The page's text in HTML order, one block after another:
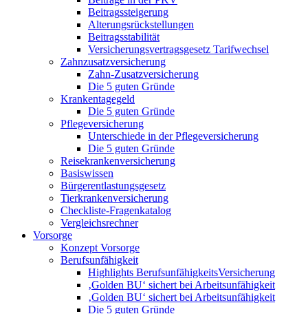
Beitragssteigerung
Alterungsrückstellungen
Beitragsstabilität
Versicherungsvertragsgesetz Tarifwechsel
Zahnzusatzversicherung
Zahn-Zusatzversicherung
Die 5 guten Gründe
Krankentagegeld
Die 5 guten Gründe
Pflegeversicherung
Unterschiede in der Pflegeversicherung
Die 5 guten Gründe
Reisekrankenversicherung
Basiswissen
Bürgerentlastungsgesetz
Tierkrankenversicherung
Checkliste-Fragenkatalog
Vergleichsrechner
Vorsorge
Konzept Vorsorge
Berufsunfähigkeit
Highlights BerufsunfähigkeitsVersicherung
‚Golden BU‘ sichert bei Arbeitsunfähigkeit
‚Golden BU‘ sichert bei Arbeitsunfähigkeit
Die 5 guten Gründe